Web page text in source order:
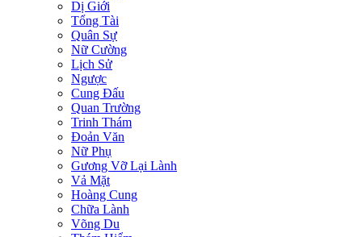
Dị Giới
Tổng Tài
Quân Sự
Nữ Cường
Lịch Sử
Ngược
Cung Đấu
Quan Trường
Trinh Thám
Đoản Văn
Nữ Phụ
Gương Vỡ Lại Lành
Vả Mặt
Hoàng Cung
Chữa Lành
Võng Du